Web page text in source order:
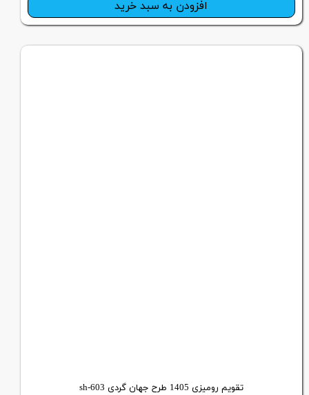
افزودن به سبد خرید
تقویم رومیزی 1405 طرح جهان گردی sh-603